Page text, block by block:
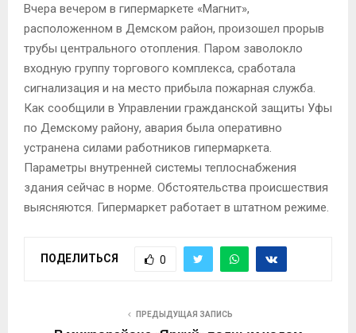
Вчера вечером в гипермаркете «Магнит»,
расположенном в Демском район, произошел прорыв
трубы центрального отопления. Паром заволокло
входную группу торгового комплекса, сработала
сигнализация и на место прибыла пожарная служба.
Как сообщили в Управлении гражданской защиты Уфы
по Демскому району, авария была оперативно
устранена силами работников гипермаркета.
Параметры внутренней системы теплоснабжения
здания сейчас в норме. Обстоятельства происшествия
выясняются. Гипермаркет работает в штатном режиме.
ПОДЕЛИТЬСЯ 0
ПРЕДЫДУЩАЯ ЗАПИСЬ